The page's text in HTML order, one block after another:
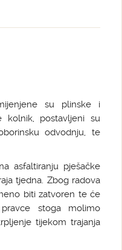
su plinske i
kolnik, postavljeni su
odvodnju, te
asfaltiranju pješačke
tjedna. Zbog radova
biti zatvoren te će
stoga molimo
tijekom trajanja